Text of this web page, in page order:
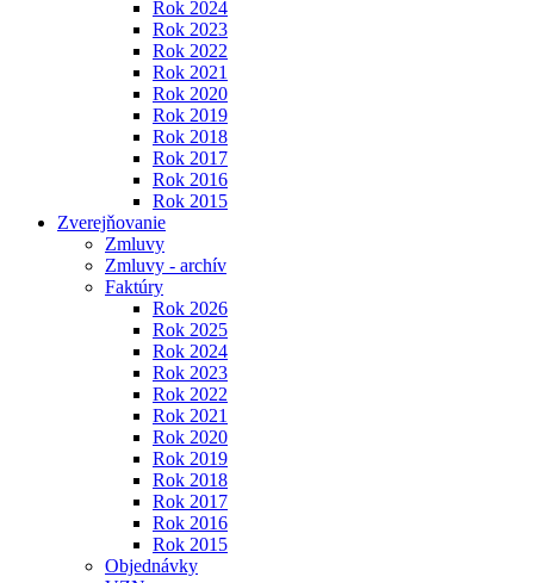
Rok 2024
Rok 2023
Rok 2022
Rok 2021
Rok 2020
Rok 2019
Rok 2018
Rok 2017
Rok 2016
Rok 2015
Zverejňovanie
Zmluvy
Zmluvy - archív
Faktúry
Rok 2026
Rok 2025
Rok 2024
Rok 2023
Rok 2022
Rok 2021
Rok 2020
Rok 2019
Rok 2018
Rok 2017
Rok 2016
Rok 2015
Objednávky